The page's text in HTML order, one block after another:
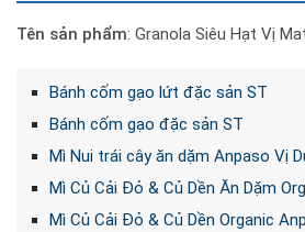
Tên sản phẩm: Granola Siêu Hạt Vị
Bánh cốm gạo lứt đặc sản ST
Bánh cốm gạo đặc sản ST
Mì Nui trái cây ăn dặm Anpaso Vị
Mì Củ Cải Đỏ & Củ Dền Ăn Dặm
Mì Củ Cải Đỏ & Củ Dền Organic